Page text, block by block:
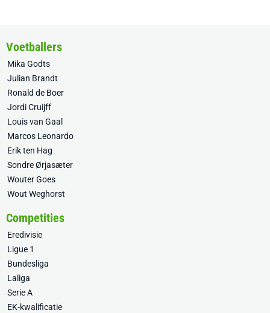
Voetballers
Mika Godts
Julian Brandt
Ronald de Boer
Jordi Cruijff
Louis van Gaal
Marcos Leonardo
Erik ten Hag
Sondre Ørjasæter
Wouter Goes
Wout Weghorst
Competities
Eredivisie
Ligue 1
Bundesliga
Laliga
Serie A
EK-kwalificatie